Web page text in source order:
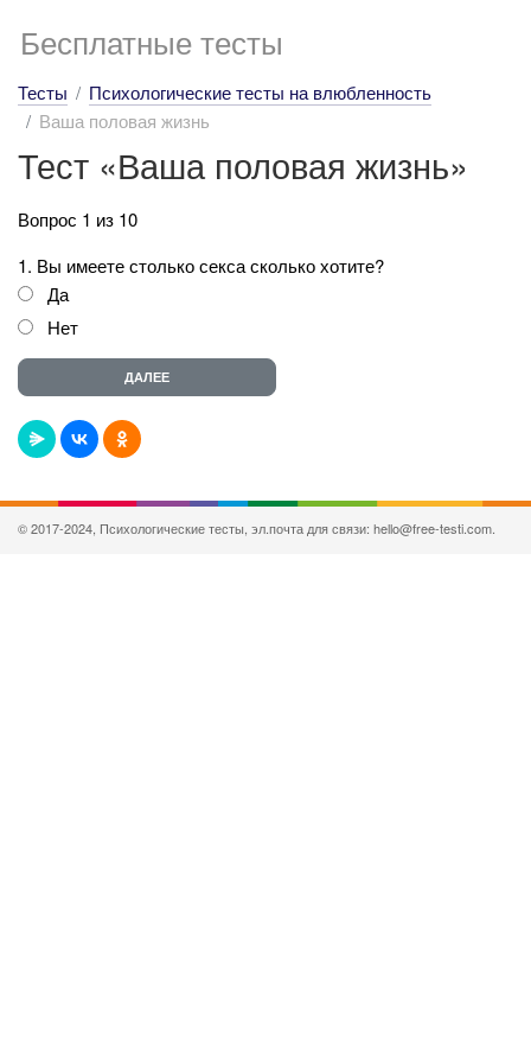
Бесплатные тесты
Тесты
Психологические тесты на влюбленность
Ваша половая жизнь
Тест «Ваша половая жизнь»
Вопрос 1 из 10
1. Вы имеете столько секса сколько хотите?
Да
Нет
© 2017-2024, Психологические тесты, эл.почта для связи: hello@free-testi.com.